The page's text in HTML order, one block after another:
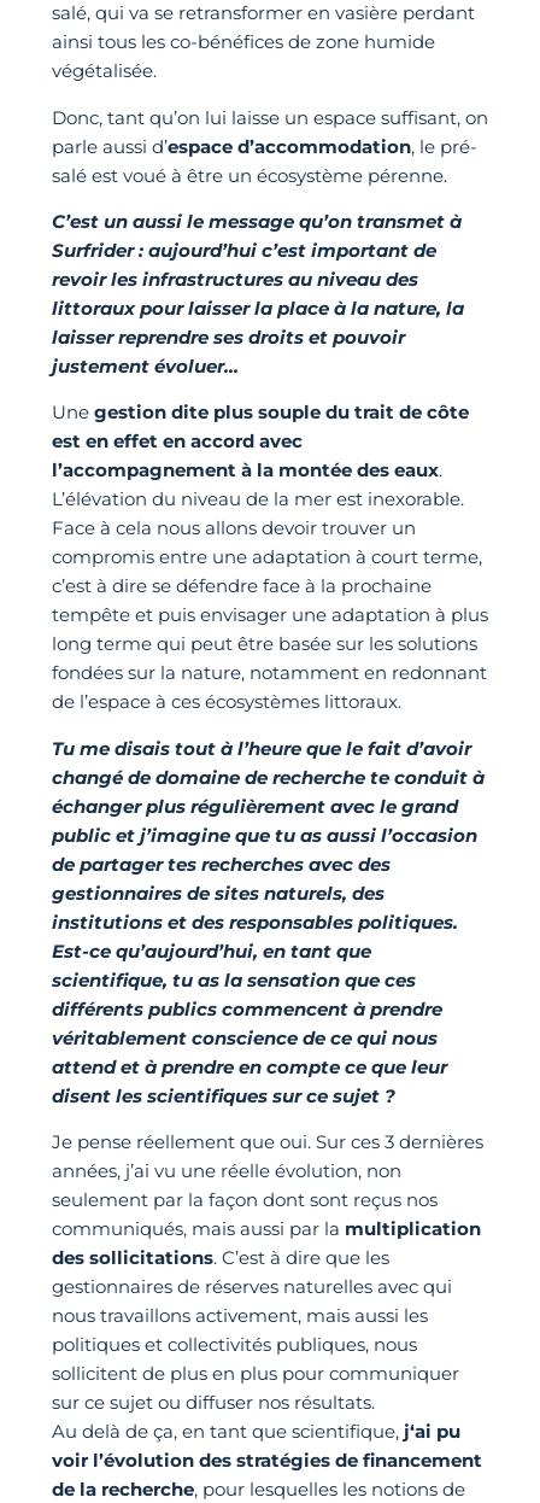
salé, qui va se retransformer en vasière perdant
ainsi tous les co-bénéfices de zone humide
végétalisée.
Donc, tant qu’on lui laisse un espace suffisant, on
parle aussi d’espace d’accommodation, le pré-
salé est voué à être un écosystème pérenne.
C’est un aussi le message qu’on transmet à
Surfrider : aujourd’hui c’est important de
revoir les infrastructures au niveau des
littoraux pour laisser la place à la nature, la
laisser reprendre ses droits et pouvoir
justement évoluer…
Unegestion dite plus souple du trait de côte
est en effet en accord avec
l’accompagnement à la montée des eaux.
L’élévation du niveau de la mer est inexorable.
Face à cela nous allons devoir trouver un
compromis entre une adaptation à court terme,
c’est à dire se défendre face à la prochaine
tempête et puis envisager une adaptation à plus
long terme qui peut être basée sur les solutions
fondées sur la nature, notamment en redonnant
de l’espace à ces écosystèmes littoraux.
Tu me disais tout à l’heure que le fait d’avoir
changé de domaine de recherche te conduit à
échanger plus régulièrement avec le grand
public et j’imagine que tu as aussi l’occasion
de partager tes recherches avec des
gestionnaires de sites naturels, des
institutions et des responsables politiques.
Est-ce qu’aujourd’hui, en tant que
scientifique, tu as la sensation que ces
différents publics commencent à prendre
véritablement conscience de ce qui nous
attend et à prendre en compte ce que leur
disent les scientifiques sur ce sujet ?
Je pense réellement que oui. Sur ces 3 dernières
années, j’ai vu une réelle évolution, non
seulement par la façon dont sont reçus nos
communiqués, mais aussi par la multiplication
des sollicitations. C’est à dire que les
gestionnaires de réserves naturelles avec qui
nous travaillons activement, mais aussi les
politiques et collectivités publiques, nous
sollicitent de plus en plus pour communiquer
sur ce sujet ou diffuser nos résultats.
Au delà de ça, en tant que scientifique, j‘ai pu
voir l’évolution des stratégies de financement
de la recherche, pour lesquelles les notions de